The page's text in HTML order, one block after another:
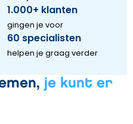
1.000+ klanten
gingen je voor
60 specialisten
helpen je graag verder
je kunt er